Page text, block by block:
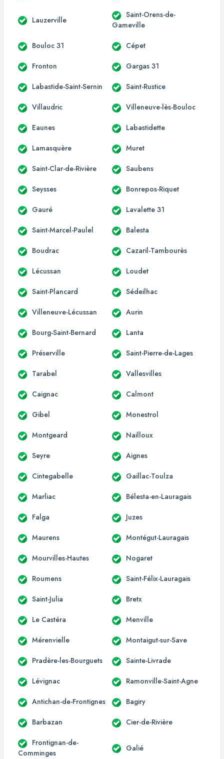
Lauzerville
Saint-Orens-de-
Gameville
Bouloc 31 Cépet
Fronton Gargas 31
Labastide-Saint-Sernin Saint-Rustice
Villaudric Villeneuve-lès-Bouloc
Eaunes Labastidette
Lamasquère Muret
Saint-Clar-de-Rivière Saubens
Seysses Bonrepos-Riquet
Gauré Lavalette 31
Saint-Marcel-Paulel Balesta
Boudrac Cazaril-Tambourès
Lécussan Loudet
Saint-Plancard Sédeilhac
Villeneuve-Lécussan Aurin
Bourg-Saint-Bernard Lanta
Préserville Saint-Pierre-de-Lages
Tarabel Vallesvilles
Caignac Calmont
Gibel Monestrol
Montgeard Nailloux
Seyre Aignes
Cintegabelle Gaillac-Toulza
Marliac Bélesta-en-Lauragais
Falga Juzes
Maurens Montégut-Lauragais
Mourvilles-Hautes Nogaret
Roumens Saint-Félix-Lauragais
Saint-Julia Bretx
Le Castéra Menville
Mérenvielle Montaigut-sur-Save
Pradère-les-Bourguets Sainte-Livrade
Lévignac Ramonville-Saint-Agne
Antichan-de-Frontignes Bagiry
Barbazan Cier-de-Rivière
Frontignan-de-
Comminges
Galié